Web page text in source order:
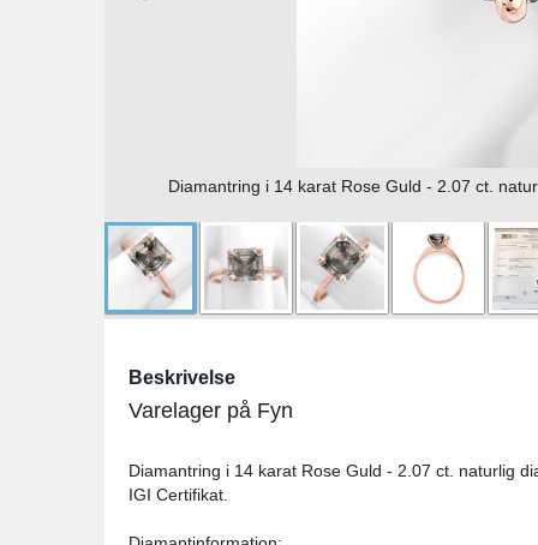
Diamantring i 14 karat Rose Guld - 2.07 ct.
Beskrivelse
Varelager på Fyn
Diamantring i 14 karat Rose Guld - 2.07 ct. naturlig
IGI Certifikat.